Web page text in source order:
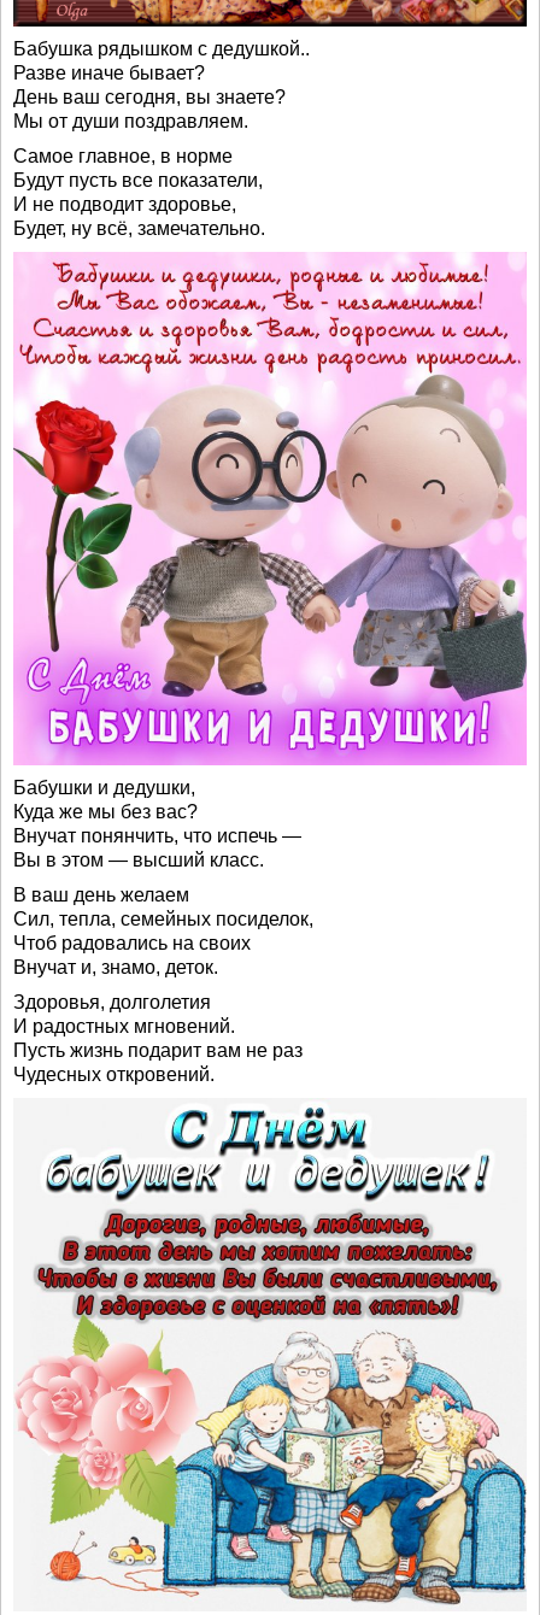
Бабушка рядышком с дедушкой..
Разве иначе бывает?
День ваш сегодня, вы знаете?
Мы от души поздравляем.
Самое главное, в норме
Будут пусть все показатели,
И не подводит здоровье,
Будет, ну всё, замечательно.
Бабушки и дедушки,
Куда же мы без вас?
Внучат понянчить, что испечь —
Вы в этом — высший класс.
В ваш день желаем
Сил, тепла, семейных посиделок,
Чтоб радовались на своих
Внучат и, знамо, деток.
Здоровья, долголетия
И радостных мгновений.
Пусть жизнь подарит вам не раз
Чудесных откровений.